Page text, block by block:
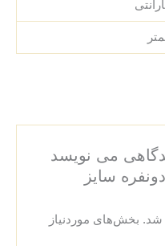
می نویسد
سایز
شد. بخش‌های موردنیاز